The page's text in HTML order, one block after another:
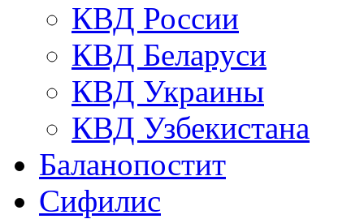
КВД России
КВД Беларуси
КВД Украины
КВД Узбекистана
Баланопостит
Сифилис